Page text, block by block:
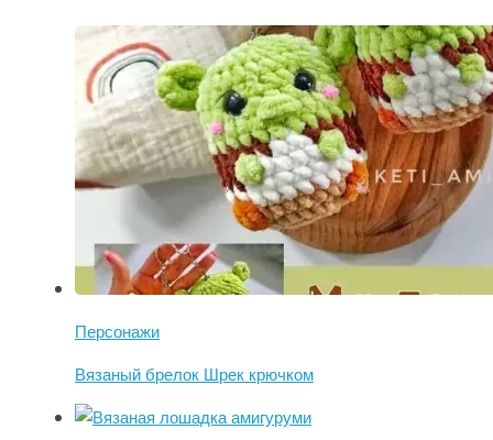
Персонажи
Вязаный брелок Шрек крючком